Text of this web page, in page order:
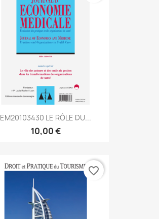
EM20103430 LE RÔLE DU...
10,00 €
favorite_border